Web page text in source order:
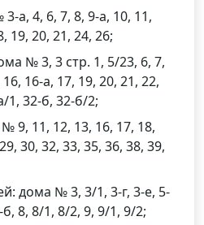
а, 4, 6, 7, 8, 9-а, 10, 11,
19, 20, 21, 24, 26;
№ 3, 3 стр. 1, 5/23, 6, 7,
16-а, 17, 19, 20, 21, 22,
1, 32-б, 32-б/2;
9, 11, 12, 13, 16, 17, 18,
30, 32, 33, 35, 36, 38, 39,
дома № 3, 3/1, 3-г, 3-е, 5-
8, 8/1, 8/2, 9, 9/1, 9/2;